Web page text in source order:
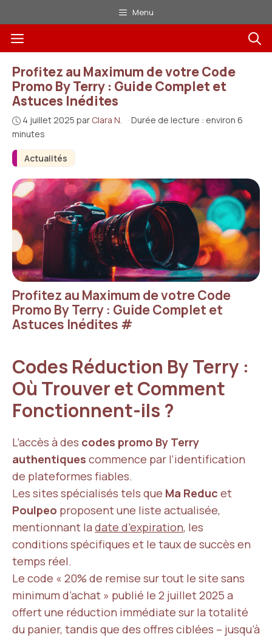
au
contenu
Menu
Menu
Actualités
Profitez au Maximum de votre Code
Promo By Terry : Guide Complet et
Astuces Inédites
4 juillet 2025 par Clara N. · Durée de lecture : environ 6
minutes
Profitez au Maximum de votre Code
Promo By Terry : Guide Complet et
Astuces Inédites #
Codes Réduction By Terry :
Où Trouver et Comment
Fonctionnent-ils ?
L’accès à des codes promo By Terry
authentiques commence par l’identification
de plateformes fiables.
Les sites spécialisés tels que Ma Reduc et
Poulpeo proposent une liste actualisée,
mentionnant la date d’expiration, les
conditions spécifiques et le taux de succès en
temps réel.
Le code « 20% de remise sur tout le site sans
minimum d’achat » publié le 2 juillet 2025 a
offert une réduction immédiate sur la totalité
du panier, tandis que des offres ciblées – jusqu’à